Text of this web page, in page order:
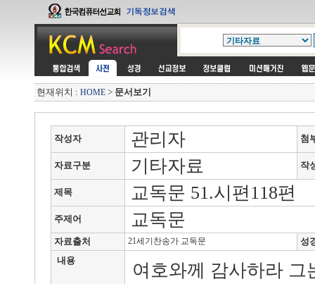
현재위치 : HOME > 문서보기
작성자 관리자 첨
자료구분 기타자료 작
제목 교독문 51.시편118편
주제어 교독문
자료출처 21세기찬송가 교독문
성
내용
여호와께 감사하라 그